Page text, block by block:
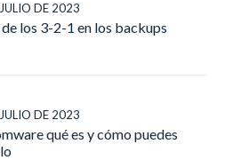
DE 2023
de los 3-2-1 en los backups
DE 2023
qué es y cómo puedes